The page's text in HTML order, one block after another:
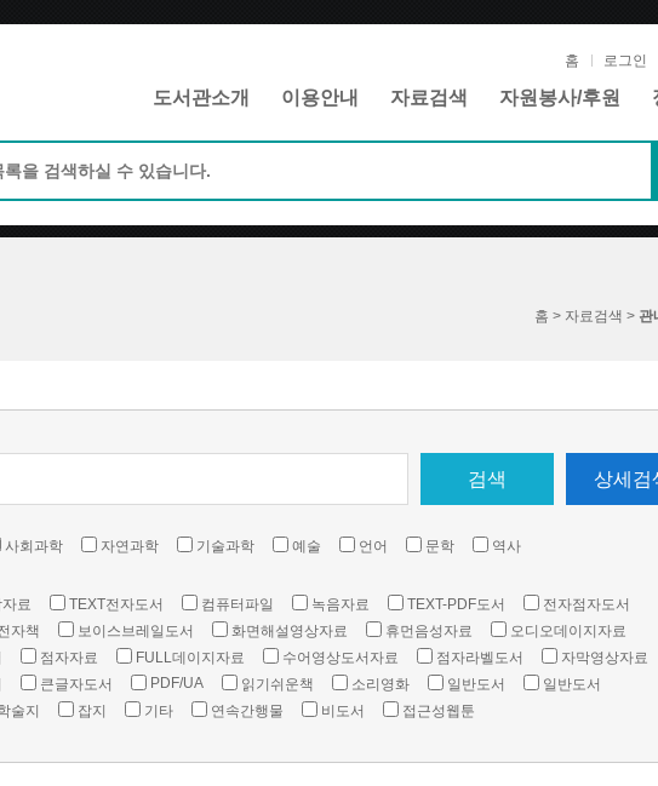
홈 로그인
도서관소개 이용안내 자료검색 자원봉사/후원
홈 > 자료검색 > 관
검색 상세검
사회과학 자연과학 기술과학 예술 언어 문학 역사
료 TEXT전자도서 컴퓨터파일 녹음자료 TEXT-PDF도서
전자점자도서
자책 보이스브레일도서 화면해설영상자료 휴먼음성자료
오디오데이지자료
점자자료 FULL데이지자료 수어영상도서자료 점자라벨도서
자막영상자료
큰글자도서 PDF/UA 읽기쉬운책 소리영화 일반도서
일반도서
술지 잡지 기타 연속간행물 비도서 접근성웹툰